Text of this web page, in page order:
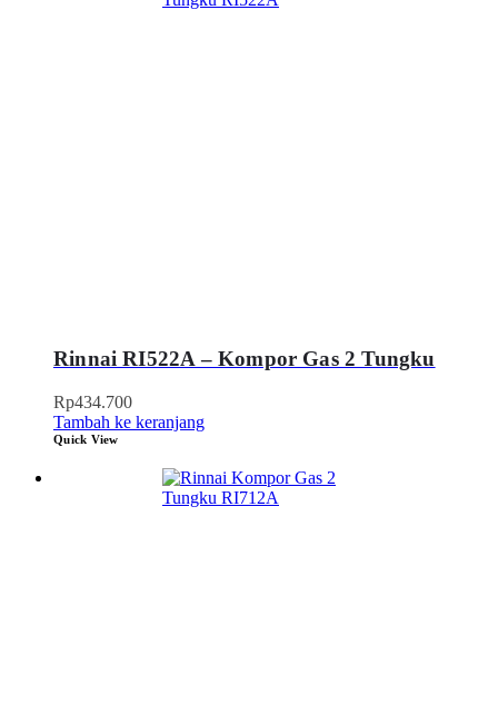
Rinnai RI522A – Kompor Gas 2 Tungku
Rp434.700
Tambah ke keranjang
Quick View